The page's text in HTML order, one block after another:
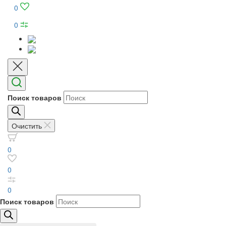
0
0
Поиск товаров
Очистить
0
0
0
Поиск товаров